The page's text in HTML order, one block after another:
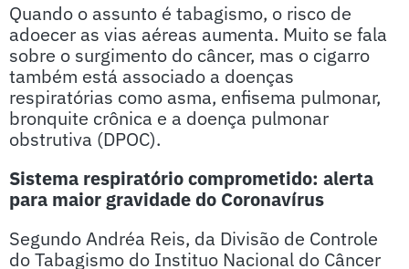
Quando o assunto é tabagismo, o risco de
adoecer as vias aéreas aumenta. Muito se fala
sobre o surgimento do câncer, mas o cigarro
também está associado a doenças
respiratórias como asma, enfisema pulmonar,
bronquite crônica e a doença pulmonar
obstrutiva (DPOC).
Sistema respiratório comprometido: alerta
para maior gravidade do Coronavírus
Segundo Andréa Reis, da Divisão de Controle
do Tabagismo do Instituo Nacional do Câncer